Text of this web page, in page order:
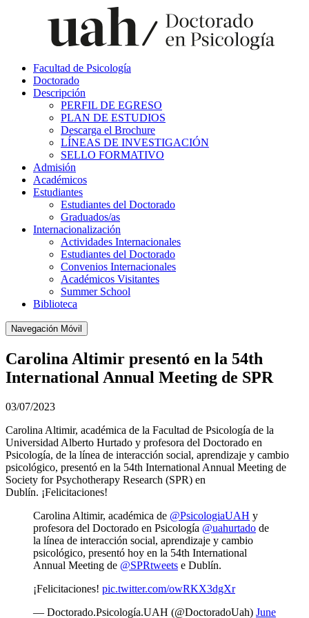
Facultad de Psicología
Doctorado
Descripción
PERFIL DE EGRESO
PLAN DE ESTUDIOS
Descarga el Brochure
LÍNEAS DE INVESTIGACIÓN
SELLO FORMATIVO
Admisión
Académicos
Estudiantes
Estudiantes del Doctorado
Graduados/as
Internacionalización
Actividades Internacionales
Estudiantes del Doctorado
Convenios Internacionales
Académicos Visitantes
Summer School
Biblioteca
Navegación Móvil
Carolina Altimir presentó en la 54th
International Annual Meeting de SPR
03/07/2023
Carolina Altimir, académica de la Facultad de Psicología de la
Universidad Alberto Hurtado y profesora del Doctorado en
Psicología, de la línea de interacción social, aprendizaje y cambio
psicológico, presentó en la 54th International Annual Meeting de
Society for Psychotherapy Research (SPR) en
Dublín. ¡Felicitaciones!
Carolina Altimir, académica de @PsicologiaUAH y
profesora del Doctorado en Psicología @uahurtado de
la línea de interacción social, aprendizaje y cambio
psicológico, presentó hoy en la 54th International
Annual Meeting de @SPRtweets e Dublín.
¡Felicitaciones! pic.twitter.com/owRKX3dgXr
— Doctorado.Psicología.UAH (@DoctoradoUah) June